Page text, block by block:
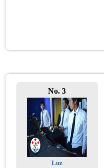
No. 3
Luz